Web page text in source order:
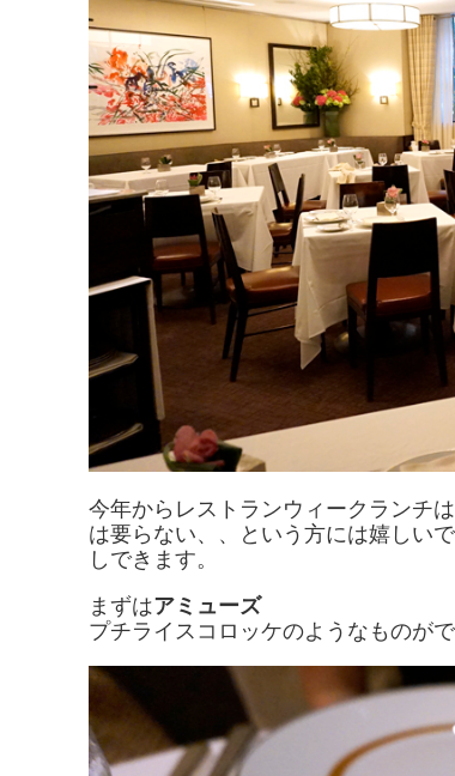
今年からレストランウィークランチは
は要らない、、という方には嬉しい
しできます。
まずはアミューズ
プチライスコロッケのようなものが